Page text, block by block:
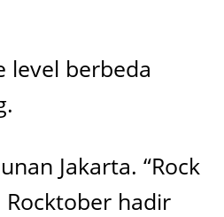
level berbeda
Jakarta. “Rock
hadir